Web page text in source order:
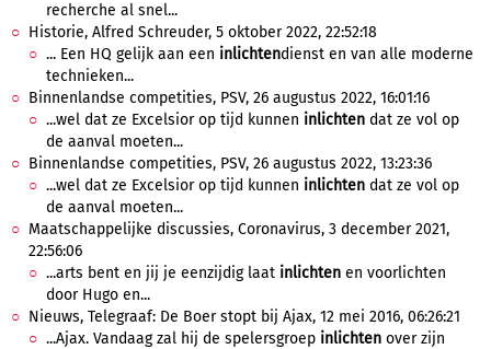
recherche al snel...
Historie, Alfred Schreuder, 5 oktober 2022, 22:52:18
... Een HQ gelijk aan een inlichtendienst en van alle moderne
technieken...
Binnenlandse competities, PSV, 26 augustus 2022, 16:01:16
...wel dat ze Excelsior op tijd kunnen inlichten dat ze vol op
de aanval moeten...
Binnenlandse competities, PSV, 26 augustus 2022, 13:23:36
...wel dat ze Excelsior op tijd kunnen inlichten dat ze vol op
de aanval moeten...
Maatschappelijke discussies, Coronavirus, 3 december 2021,
22:56:06
...arts bent en jij je eenzijdig laat inlichten en voorlichten
door Hugo en...
Nieuws, Telegraaf: De Boer stopt bij Ajax, 12 mei 2016, 06:26:21
...Ajax. Vandaag zal hij de spelersgroep inlichten over zijn